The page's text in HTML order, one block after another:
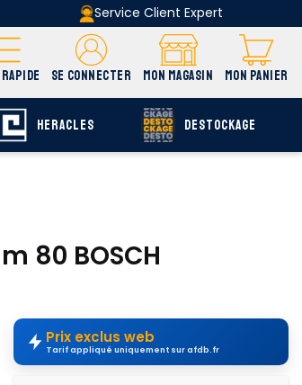
Service Client Expert
SE CONNECTER MON MAGASIN MON PANIER
HERACLES DESTOCKAGE
80 BOSCH
Prix exclus web
Tarif appliqué uniquement sur afdb.fr